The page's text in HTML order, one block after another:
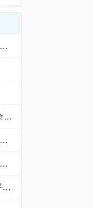
越南银行开户：外国人开户资格、所需文件、开户步骤及注意事项
PG福运象财神加持！《刮个爽》打造全新休闲玩法
哪里有外贸服装尾货回收？特好清尾货网帮你轻松解决
中小学作文网选哪个好，现在摘抄作文我都在这个网站
闲鱼小号发布商品-出售批发小号优惠平台-咸鱼优质小号购买